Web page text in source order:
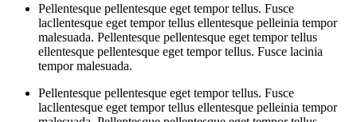
Pellentesque pellentesque eget tempor tellus. Fusce
lacllentesque eget tempor tellus ellentesque pelleinia tempor
malesuada. Pellentesque pellentesque eget tempor tellus
ellentesque pellentesque eget tempor tellus. Fusce lacinia
tempor malesuada.
Pellentesque pellentesque eget tempor tellus. Fusce
lacllentesque eget tempor tellus ellentesque pelleinia tempor